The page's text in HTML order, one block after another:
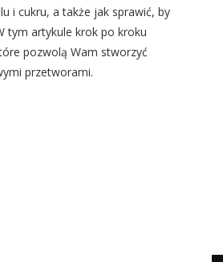
i cukru, a także jak sprawić, by
tym artykule krok po kroku
pozwolą Wam stworzyć
przetworami.